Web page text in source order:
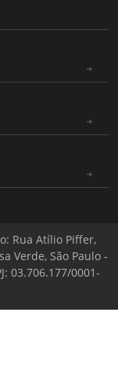
Rua Atílio Piffer,
Verde, São Paulo -
03.706.177/0001-